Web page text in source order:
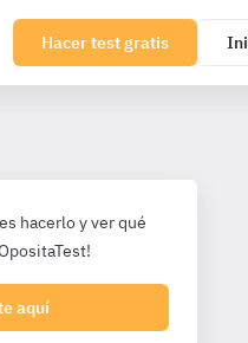
Hacer test gratis
hacerlo y ver qué
aquí